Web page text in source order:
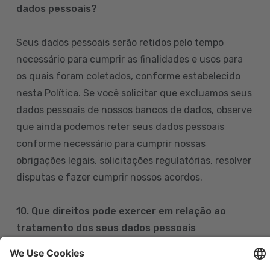
dados pessoais?
Seus dados pessoais serão retidos pelo tempo
necessário para cumprir as finalidades e usos para
os quais foram coletados, conforme estabelecido
nesta Política. Se você solicitar que excluamos seus
dados pessoais de nossos bancos de dados, observe
que ainda podemos reter seus dados pessoais
conforme necessário para cumprir nossas
obrigações legais, solicitações regulatórias, resolver
disputas e fazer cumprir nossos acordos.
10. Que direitos pode exercer em relação ao
tratamento dos seus dados pessoais